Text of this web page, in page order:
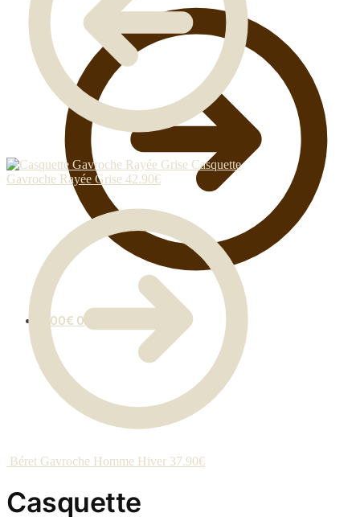
0.00€ 0
Casquette
Gavroche Rayée Grise 42.90€
Béret Gavroche Homme Hiver 37.90€
Casquette